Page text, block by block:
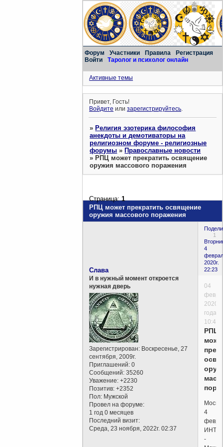
Форум Участники Правила
Регистрация
Войти
Таролог и психолог онлайн
Активные темы
Привет, Гость!
Войдите илизарегистрируйтесь.
»Религия эзотерика философия
анекдоты и демотиваторы на
религиозном форуме - религиозные
форумы »Православные новости
»РПЦ может прекратить освящение
оружия массового поражения
РПЦ может прекратить освящение
оружия массового поражения
Страница:1
1
4
2020г.
22:23
Слава
И в нужный момент откроется
нужная дверь
Зарегистрирован: Воскресенье, 27
сентября, 2009г.
Приглашений: 0
Сообщений: 35260
Уважение: +2230
Позитив: +2352
Пол: Мужской
Провел на форуме:
1 год 0 месяцев
Последний визит:
Среда, 23 ноября, 2022г. 02:37
04
2020
года,
10:40
РПЦ
4
-